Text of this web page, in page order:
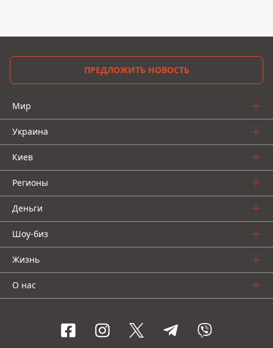
ПРЕДЛОЖИТЬ НОВОСТЬ
Мир
Украина
Киев
Регионы
Деньги
Шоу-биз
Жизнь
О нас